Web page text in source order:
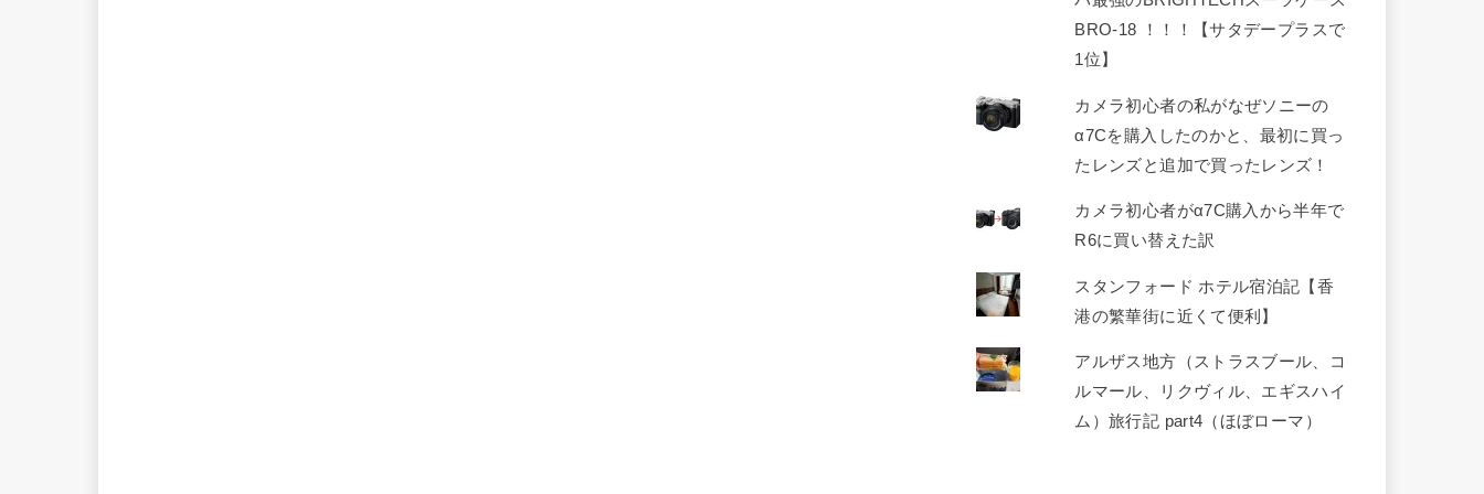
BRO-18 ！！！【サタデープラスで
1位】
カメラ初心者の私がなぜソニーの
α7Cを購入したのかと、最初に買っ
たレンズと追加で買ったレンズ！
カメラ初心者がα7C購入から半年で
R6に買い替えた訳
スタンフォード ホテル宿泊記【香
港の繁華街に近くて便利】
アルザス地方（ストラスブール、コ
ルマール、リクヴィル、エギスハイ
ム）旅行記 part4（ほぼローマ）